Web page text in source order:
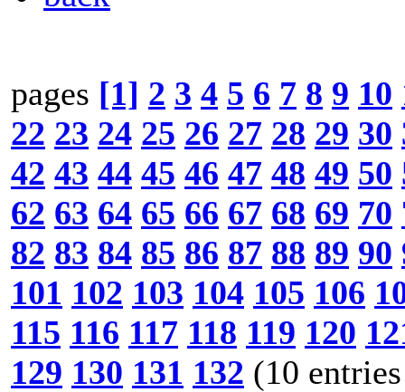
pages [1] 2 3 4 5 6 7 8 9 10
22 23 24 25 26 27 28 29 30
42 43 44 45 46 47 48 49 50
62 63 64 65 66 67 68 69 70
82 83 84 85 86 87 88 89 90
101 102 103 104 105 106
115 116 117 118 119 120
129 130 131 132 (10